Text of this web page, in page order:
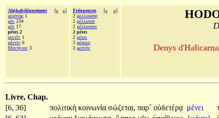
Alphabétiquement [« »]
μεμπτὰς 1
μὲν 234
μέν 17
μένει 2
μενεῖν 1
μένειν 6
Μενήνιον 3
Fréquences [« »]
2 μελλούσης
2 μέλλουσι
2 μέλλουσιν
2 μένει
2 μέρει
2 μέσους
2 μεστὴν Denys
Livre, Chap.
[6, 36]
πολιτικὴ κοινωνία σώζεται, παρ´ οὐδετέρᾳ μένει